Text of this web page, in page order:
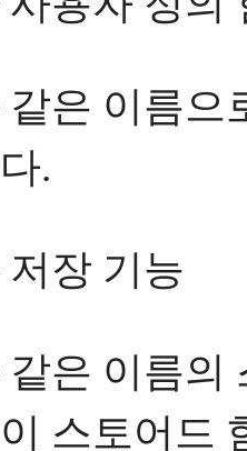
은 이름으
.
장 기능
은 이름의
스토어드